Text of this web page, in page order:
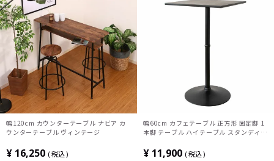
幅120cm カウンターテーブル ナビア カ
ウンターテーブル ヴィンテージ
¥ 16,250 税込
幅60cm カフェテーブル 正方形 固定脚 1
本脚 テーブル ハイテーブル スタンディン
グテーブル カフェ
¥ 11,900 税込